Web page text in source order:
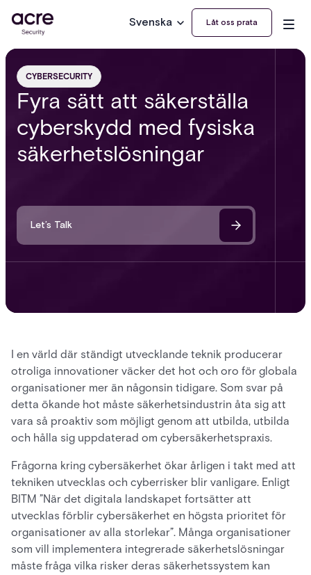
Svenska Låt oss prata
CYBERSECURITY
Fyra sätt att säkerställa
cyberskydd med fysiska
säkerhetslösningar
Let’s Talk
I en värld där ständigt utvecklande teknik producerar
otroliga innovationer väcker det hot och oro för globala
organisationer mer än någonsin tidigare. Som svar på
detta ökande hot måste säkerhetsindustrin åta sig att
vara så proaktiv som möjligt genom att utbilda, utbilda
och hålla sig uppdaterad om cybersäkerhetspraxis.
Frågorna kring cybersäkerhet ökar årligen i takt med att
tekniken utvecklas och cyberrisker blir vanligare. Enligt
BITM ”När det digitala landskapet fortsätter att
utvecklas förblir cybersäkerhet en högsta prioritet för
organisationer av alla storlekar”. Många organisationer
som vill implementera integrerade säkerhetslösningar
måste fråga vilka risker deras säkerhetssystem kan